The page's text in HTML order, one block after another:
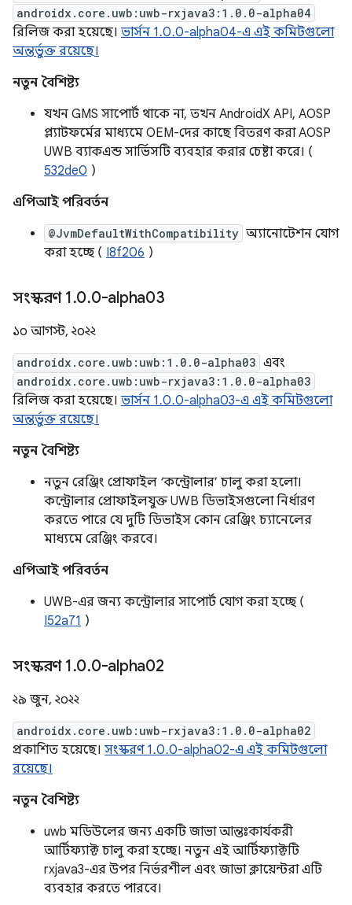
androidx.core.uwb:uwb-rxjava3:1.0.0-alpha04
রিলিজ করা হয়েছে। ভার্সন 1.0.0-alpha04-এ এই কমিটগুলো
অন্তর্ভুক্ত রয়েছে।
নতুন বৈশিষ্ট্য
যখন GMS সাপোর্ট থাকে না, তখন AndroidX API, AOSP
প্ল্যাটফর্মের মাধ্যমে OEM-দের কাছে বিতরণ করা AOSP
UWB ব্যাকএন্ড সার্ভিসটি ব্যবহার করার চেষ্টা করে। (
532de0 )
এপিআই পরিবর্তন
@JvmDefaultWithCompatibility অ্যানোটেশন যোগ
করা হচ্ছে ( I8f206 )
সংস্করণ 1.0.0-alpha03
১০ আগস্ট, ২০২২
androidx.core.uwb:uwb:1.0.0-alpha03 এবং
androidx.core.uwb:uwb-rxjava3:1.0.0-alpha03
রিলিজ করা হয়েছে। ভার্সন 1.0.0-alpha03-এ এই কমিটগুলো
অন্তর্ভুক্ত রয়েছে।
নতুন বৈশিষ্ট্য
নতুন রেঞ্জিং প্রোফাইল ‘কন্ট্রোলার’ চালু করা হলো।
কন্ট্রোলার প্রোফাইলযুক্ত UWB ডিভাইসগুলো নির্ধারণ
করতে পারে যে দুটি ডিভাইস কোন রেঞ্জিং চ্যানেলের
মাধ্যমে রেঞ্জিং করবে।
এপিআই পরিবর্তন
UWB-এর জন্য কন্ট্রোলার সাপোর্ট যোগ করা হচ্ছে (
I52a71 )
সংস্করণ 1.0.0-alpha02
২৯ জুন, ২০২২
androidx.core.uwb:uwb-rxjava3:1.0.0-alpha02
প্রকাশিত হয়েছে। সংস্করণ 1.0.0-alpha02-এ এই কমিটগুলো
রয়েছে।
নতুন বৈশিষ্ট্য
uwb মডিউলের জন্য একটি জাভা আন্তঃকার্যকরী
আর্টিফ্যাক্ট চালু করা হচ্ছে। নতুন এই আর্টিফ্যাক্টটি
rxjava3-এর উপর নির্ভরশীল এবং জাভা ক্লায়েন্টরা এটি
ব্যবহার করতে পারবে।